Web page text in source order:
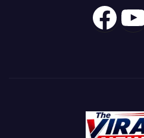
Follow Us On